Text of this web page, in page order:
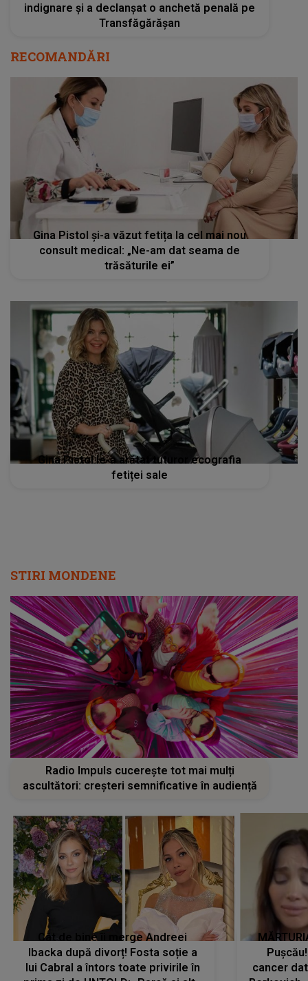
indignare și a declanșat o anchetă penală pe
Transfăgărășan
RECOMANDĂRI
Gina Pistol și-a văzut fetița la cel mai nou
consult medical: „Ne-am dat seama de
trăsăturile ei”
Gina Pistol le-a arătat tuturor ecografia
fetiței sale
STIRI MONDENE
Radio Impuls cucerește tot mai mulți
ascultători: creșteri semnificative în audiență
Cât de bine îi merge Andreei
Ibacka după divorț! Fosta soție a
lui Cabral a întors toate privirile în
cancer